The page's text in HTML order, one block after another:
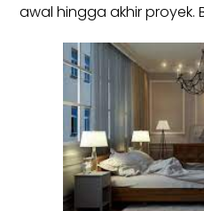
awal hingga akhir proyek.